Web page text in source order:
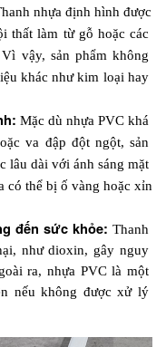
nhựa định hình được
thất làm từ gỗ hoặc các
vậy, sản phẩm không
khác như kim loại hay
Mặc dù nhựa PVC khá
va đập đột ngột, sản
lâu dài với ánh sáng mặt
có thể bị ố vàng hoặc xỉn
đến sức khỏe: Thanh
như dioxin, gây nguy
ra, nhựa PVC là một
nếu không được xử lý